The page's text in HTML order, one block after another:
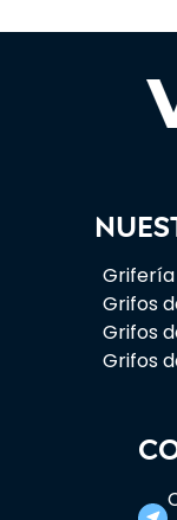
Grifos
Grifos
Grifos